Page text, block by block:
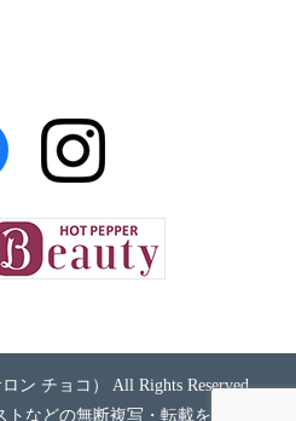
ン チョコ） All Rights Reserved.
トなどの無断複写・転載を禁じま